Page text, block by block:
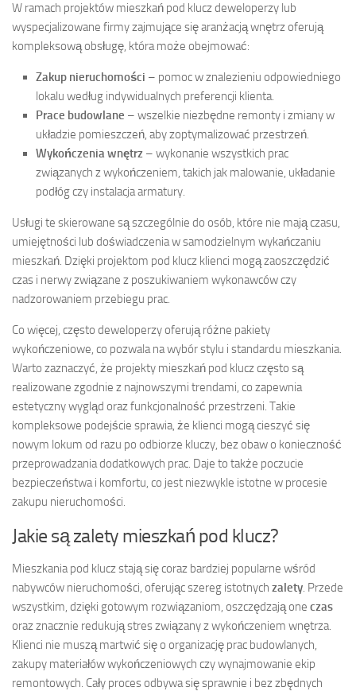
W ramach projektów mieszkań pod klucz deweloperzy lub
wyspecjalizowane firmy zajmujące się aranżacją wnętrz oferują
kompleksową obsługę, która może obejmować:
Zakup nieruchomości – pomoc w znalezieniu odpowiedniego
lokalu według indywidualnych preferencji klienta.
Prace budowlane – wszelkie niezbędne remonty i zmiany w
układzie pomieszczeń, aby zoptymalizować przestrzeń.
Wykończenia wnętrz – wykonanie wszystkich prac
związanych z wykończeniem, takich jak malowanie, układanie
podłóg czy instalacja armatury.
Usługi te skierowane są szczególnie do osób, które nie mają czasu,
umiejętności lub doświadczenia w samodzielnym wykańczaniu
mieszkań. Dzięki projektom pod klucz klienci mogą zaoszczędzić
czas i nerwy związane z poszukiwaniem wykonawców czy
nadzorowaniem przebiegu prac.
Co więcej, często deweloperzy oferują różne pakiety
wykończeniowe, co pozwala na wybór stylu i standardu mieszkania.
Warto zaznaczyć, że projekty mieszkań pod klucz często są
realizowane zgodnie z najnowszymi trendami, co zapewnia
estetyczny wygląd oraz funkcjonalność przestrzeni. Takie
kompleksowe podejście sprawia, że klienci mogą cieszyć się
nowym lokum od razu po odbiorze kluczy, bez obaw o konieczność
przeprowadzania dodatkowych prac. Daje to także poczucie
bezpieczeństwa i komfortu, co jest niezwykle istotne w procesie
zakupu nieruchomości.
Jakie są zalety mieszkań pod klucz?
Mieszkania pod klucz stają się coraz bardziej popularne wśród
nabywców nieruchomości, oferując szereg istotnych zalety. Przede
wszystkim, dzięki gotowym rozwiązaniom, oszczędzają one czas
oraz znacznie redukują stres związany z wykończeniem wnętrza.
Klienci nie muszą martwić się o organizację prac budowlanych,
zakupy materiałów wykończeniowych czy wynajmowanie ekip
remontowych. Cały proces odbywa się sprawnie i bez zbędnych